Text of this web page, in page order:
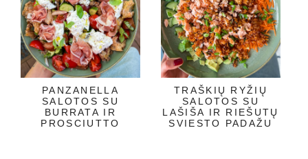
PANZANELLA
SALOTOS SU
BURRATA IR
PROSCIUTTO
TRAŠKIŲ RYŽIŲ
SALOTOS SU
LAŠIŠA IR RIEŠUTŲ
SVIESTO PADAŽU